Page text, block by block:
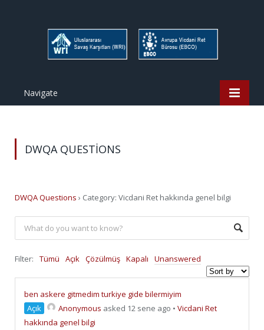
Navigate
DWQA QUESTIONS
DWQA Questions › Category: Vicdani Ret hakkında genel bilgi
Filter: Tümü Açık Çözülmüş Kapalı Unanswered
ben askere gitmedim turkiye gide bilermiyim
Açık
Anonymous asked 12 sene ago • Vicdani Ret
hakkında genel bilgi